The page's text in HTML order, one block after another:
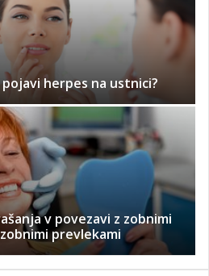
herpes na ustnici?
v povezavi z zobnimi
prevlekami